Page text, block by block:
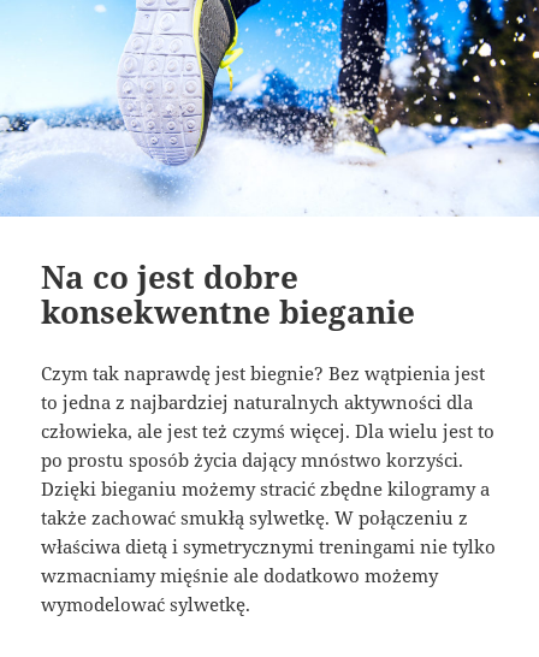
Na co jest dobre
konsekwentne bieganie
Czym tak naprawdę jest biegnie? Bez wątpienia jest
to jedna z najbardziej naturalnych aktywności dla
człowieka, ale jest też czymś więcej. Dla wielu jest to
po prostu sposób życia dający mnóstwo korzyści.
Dzięki bieganiu możemy stracić zbędne kilogramy a
także zachować smukłą sylwetkę. W połączeniu z
właściwa dietą i symetrycznymi treningami nie tylko
wzmacniamy mięśnie ale dodatkowo możemy
wymodelować sylwetkę.